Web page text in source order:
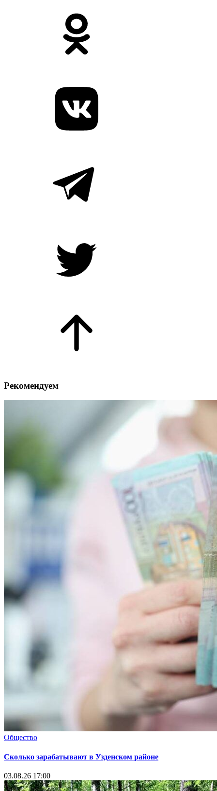
Рекомендуем
Общество
Сколько зарабатывают в Узденском районе
03.08.26 17:00